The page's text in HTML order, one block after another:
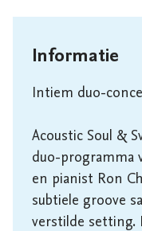
Informatie
Intiem duo-
Acoustic Soul &
duo-programma
en pianist Ron
subtiele groove
verstilde setting.